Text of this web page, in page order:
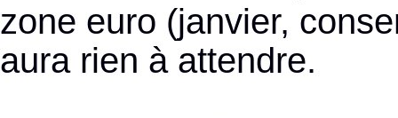
zone euro (janvier,
aura rien à attendre.